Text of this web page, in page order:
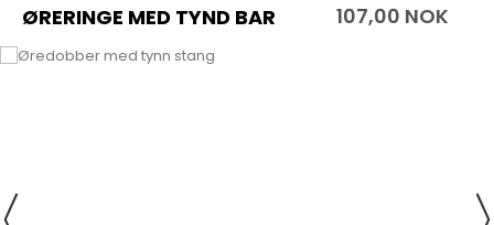
ØRERINGE MED TYND BAR 107,00 NOK